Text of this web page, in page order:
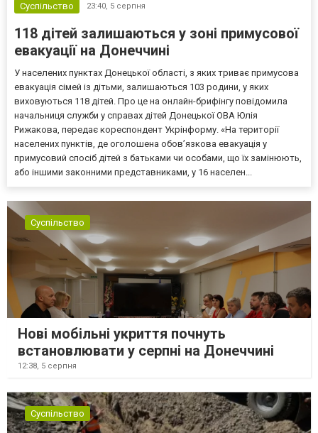
Суспільство 23:40, 5 серпня
118 дітей залишаються у зоні примусової
евакуації на Донеччині
У населених пунктах Донецької області, з яких триває примусова
евакуація сімей із дітьми, залишаються 103 родини, у яких
виховуються 118 дітей. Про це на онлайн-брифінгу повідомила
начальниця служби у справах дітей Донецької ОВА Юлія
Рижакова, передає кореспондент Укрінформу. «На території
населених пунктів, де оголошена обов’язкова евакуація у
примусовий спосіб дітей з батьками чи особами, що їх замінюють,
або іншими законними представниками, у 16 населен...
Суспільство
Нові мобільні укриття почнуть
встановлювати у серпні на Донеччині
12:38, 5 серпня
Суспільство